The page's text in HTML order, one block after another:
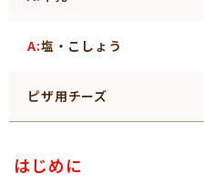
A:塩・こしょう
ピザ用チーズ
はじめに